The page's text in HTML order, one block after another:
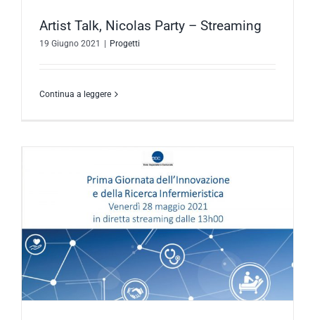
Artist Talk, Nicolas Party – Streaming
19 Giugno 2021 Progetti
Continua a leggere